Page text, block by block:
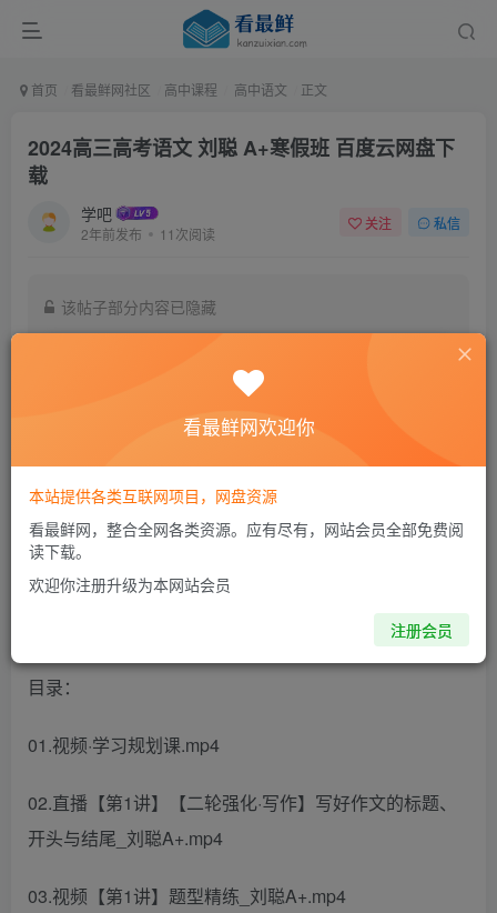
首页 看最鲜网社区 高中课程 高中语文 正文
2024高三高考语文 刘聪 A+寒假班 百度云网盘下
载
学吧
2年前发布 11次阅读
关注 私信
该帖子部分内容已隐藏
9.9
免费
此内容为付费阅读，请付费后查看
目录：
01.视频·学习规划课.mp4
02.直播【第1讲】【二轮强化·写作】写好作文的标题、
开头与结尾_刘聪A+.mp4
03.视频【第1讲】题型精练_刘聪A+.mp4
看最鲜网欢迎你
本站提供各类互联网项目，网盘资源
看最鲜网，整合全网各类资源。应有尽有，网站会员全部免费阅
读下载。
欢迎你注册升级为本网站会员
注册会员